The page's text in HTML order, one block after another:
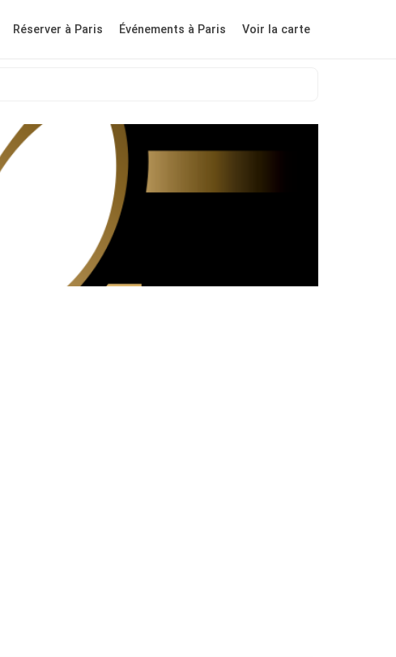
Réserver à Paris Événements à Paris Voir la carte